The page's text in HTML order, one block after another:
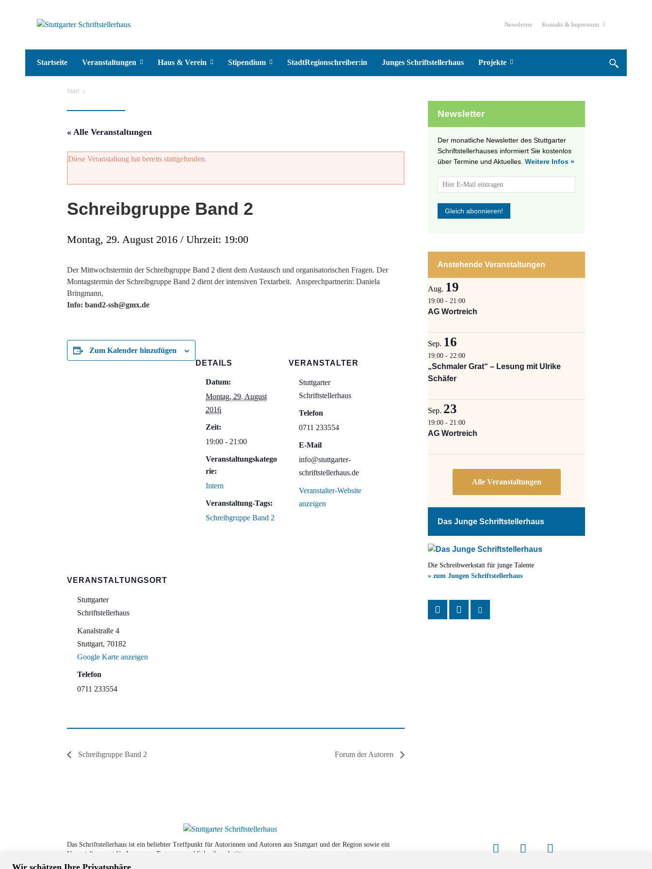
Wir schätzen Ihre Privatsphäre
Newsletter Kontakt & Impressum
Startseite Veranstaltungen Haus & Verein Stipendium StadtRegionschreiber:in Junges Schriftstellerhaus Projekte
Start
« Alle Veranstaltungen
Diese Veranstaltung hat bereits stattgefunden.
Schreibgruppe Band 2
Montag, 29. August 2016 / Uhrzeit: 19:00
Der Mittwochstermin der Schreibgruppe Band 2 dient dem Austausch und organisatorischen Fragen. Der
Montagstermin der Schreibgruppe Band 2 dient der intensiven Textarbeit. Ansprechpartnerin: Daniela
Bringmann,
Info: band2-ssh@gmx.de
Zum Kalender hinzufügen
DETAILS
Datum:
Montag, 29. August
2016
Zeit:
19:00 - 21:00
Veranstaltungskatego
rie:
Intern
Veranstaltung-Tags:
Schreibgruppe Band 2
VERANSTALTER
Stuttgarter
Schriftstellerhaus
Telefon
0711 233554
E-Mail
info@stuttgarter-
schriftstellerhaus.de
Veranstalter-Website
anzeigen
VERANSTALTUNGSORT
Stuttgarter
Schriftstellerhaus
Kanalstraße 4
Stuttgart, 70182
Google Karte anzeigen
Telefon
0711 233554
Schreibgruppe Band 2 Forum der Autoren
Newsletter
Der monatliche Newsletter des Stuttgarter
Schriftstellerhauses informiert Sie kostenlos
über Termine und Aktuelles. Weitere Infos »
Anstehende Veranstaltungen
Aug. 19
19:00 - 21:00
AG Wortreich
Sep. 16
19:00 - 22:00
„Schmaler Grat“ – Lesung mit Ulrike
Schäfer
Sep. 23
19:00 - 21:00
AG Wortreich
Das Junge Schriftstellerhaus
Die Schreibwerkstatt für junge Talente
» zum Jungen Schriftstellerhaus
Das Schriftstellerhaus ist ein beliebter Treffpunkt für Autorinnen und Autoren aus Stuttgart und der Region sowie ein
Veranstaltungsort für Lesungen, Tagungen und Schreibwerkstätten.